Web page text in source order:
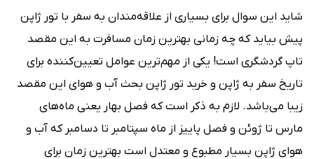
شاید این سوال برای بسیاری از علاقه‌مندان به سفر با تور ژاپن
پیش بیاید که چه زمانی بهترین زمان مسافرت به این مقصد
تاپ گردشگری است! یکی از مهم‌ترین عوامل تعیین‌کننده برای
تاریخ سفر به ژاپن و خرید تور ژاپن بحث آب و هوای این مقصد
زیبا می‌باشد. لازم به ذکر است که فصل بهار یعنی ماه‌های
مارس تا ژوئن و فصل پاییز از ماه سپتامبر تا دسامبر که آب و
هوای ژاپن بسیار مطبوع و معتدل است بهترین زمان برای